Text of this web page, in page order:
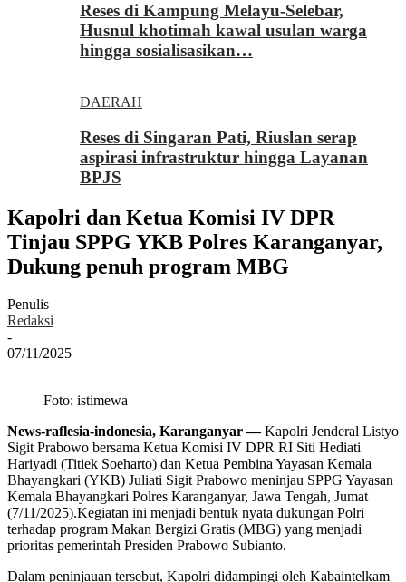
Reses di Kampung Melayu-Selebar,
Husnul khotimah kawal usulan warga
hingga sosialisasikan…
DAERAH
Reses di Singaran Pati, Riuslan serap
aspirasi infrastruktur hingga Layanan
BPJS
Kapolri dan Ketua Komisi IV DPR
Tinjau SPPG YKB Polres Karanganyar,
Dukung penuh program MBG
Penulis
Redaksi
-
07/11/2025
Foto: istimewa
News-raflesia-indonesia, Karanganyar —Kapolri Jenderal Listyo
Sigit Prabowo bersama Ketua Komisi IV DPR RI Siti Hediati
Hariyadi (Titiek Soeharto) dan Ketua Pembina Yayasan Kemala
Bhayangkari (YKB) Juliati Sigit Prabowo meninjau SPPG Yayasan
Kemala Bhayangkari Polres Karanganyar, Jawa Tengah, Jumat
(7/11/2025).Kegiatan ini menjadi bentuk nyata dukungan Polri
terhadap program Makan Bergizi Gratis (MBG) yang menjadi
prioritas pemerintah Presiden Prabowo Subianto.
Dalam peninjauan tersebut, Kapolri didampingi oleh Kabaintelkam